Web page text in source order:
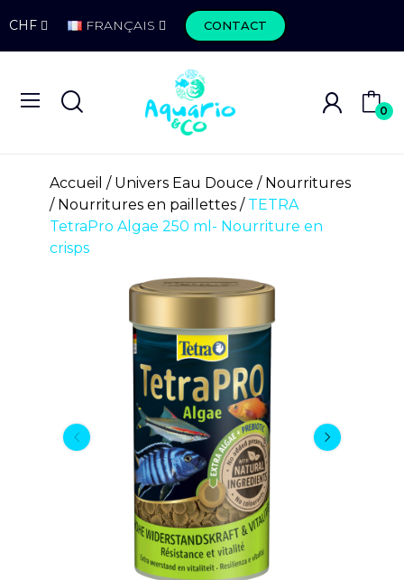
CHF FRANÇAIS CONTACT
0
Accueil Univers Eau Douce
Nourritures
Nourritures en paillettes
TETRA
TetraPro Algae 250 ml- Nourriture en
crisps